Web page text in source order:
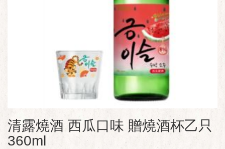
清露燒酒 西瓜口味 贈燒酒杯乙只
360ml